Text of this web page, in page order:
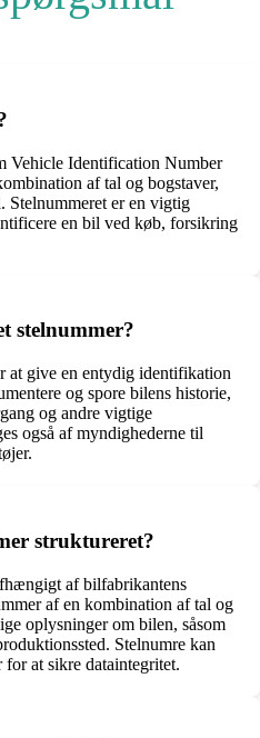
Vehicle Identification Number
af tal og bogstaver,
Stelnummeret er en vigtig
en bil ved køb, forsikring
stelnummer?
at give en entydig identifikation
og spore bilens historie,
og andre vigtige
også af myndighederne til
struktureret?
af bilfabrikantens
af en kombination af tal og
oplysninger om bilen, såsom
Stelnumre kan
at sikre dataintegritet.